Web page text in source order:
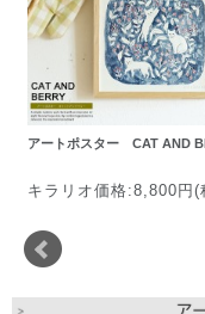
アートポスター CAT AND
キラリオ価格:8,800円(